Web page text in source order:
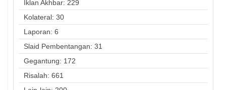
Iklan Akhbar: 229
Kolateral: 30
Laporan: 6
Slaid Pembentangan: 31
Gegantung: 172
Risalah: 661